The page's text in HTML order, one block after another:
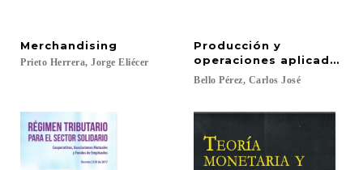
Merchandising
Prieto Herrera, Jorge Eliécer
Producción y
operaciones aplicadas a
Bello Pérez, Carlos José